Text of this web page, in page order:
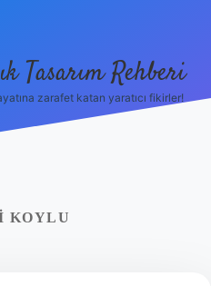
Tasarım Rehberi
zarafet katan yaratıcı fikirler!
KOYLU